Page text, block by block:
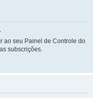
ao seu Painel de Controle do
subscrições.